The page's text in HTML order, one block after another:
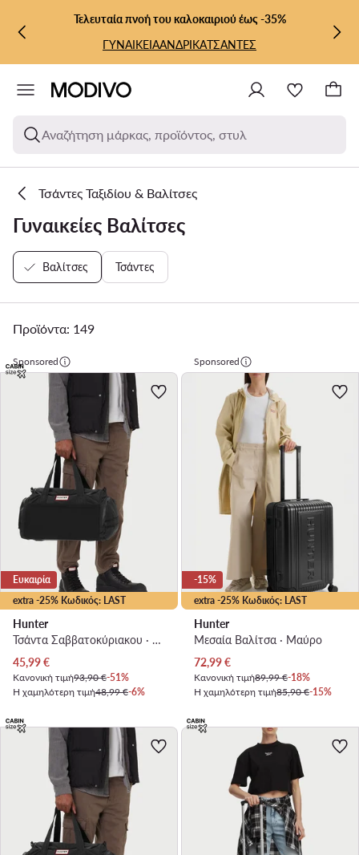
ΜΕΤΆΒΑΣΗ ΣΤΟ ΚΎΡΙΟ ΠΕΡΙΕΧΌΜΕΝΟ
ΜΕΤΆΒΑΣΗ ΣΤΗΝ ΑΝΑΖΉΤΗΣΗ
Τελευταία πνοή του καλοκαιριού έως -35%
ΓΥΝΑΙΚΕΙΑΑΝΔΡΙΚΑΤΣΑΝΤΕΣ
Αναζήτηση μάρκας, προϊόντος, στυλ
Τσάντες Ταξιδίου & Βαλίτσες
Γυναικείες Βαλίτσες
Βαλίτσες Τσάντες
Προϊόντα: 149
Sponsored
extra -25% Κωδικός: LAST
Ευκαιρία
Hunter
Τσάντα Σαββατοκύριακου · Μαύρο
Τρέχουσα τιμή
45,99€
Κανονική τιμή93,90 €-51%
Η χαμηλότερη τιμή48,99 €-6%
Sponsored
extra -25% Κωδικός: LAST
-15%
Hunter
Μεσαία Βαλίτσα · Μαύρο
Τρέχουσα τιμή
72,99€
Κανονική τιμή89,99 €-18%
Η χαμηλότερη τιμή85,90 €-15%